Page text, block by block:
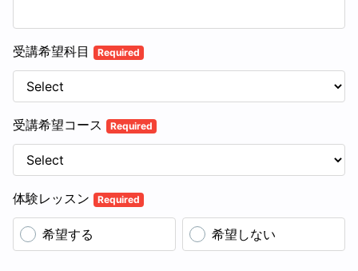
受講希望科目 Required
受講希望コース Required
体験レッスン Required
希望する 希望しない